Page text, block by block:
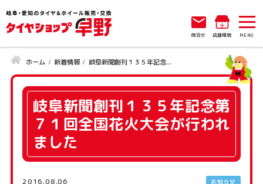
問合せ 店舗情報
ホーム 新着情報 岐阜新聞創刊１３５年記念...
岐阜新聞創刊１３５年記念第
７１回全国花火大会が行われ
ました
2016.08.06 お知らせ